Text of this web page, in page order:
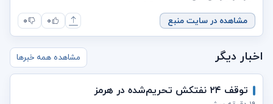
مشاهده در سایت منبع ۰ ۰
اخبار دیگر مشاهده همه خبرها
توقف ۲۴ نفتکش تحریم‌شده در هرمز